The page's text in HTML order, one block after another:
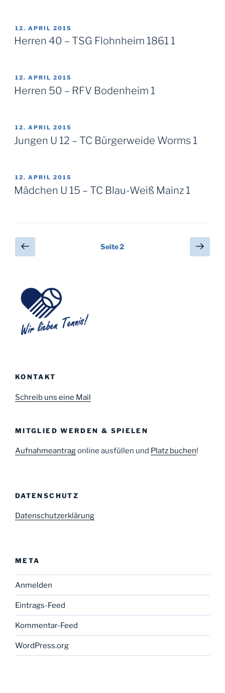
VERÖFFENTLICHT
AM
12. APRIL 2015
Herren 40 – TSG Flohnheim 1861 1
VERÖFFENTLICHT
AM
12. APRIL 2015
Herren 50 – RFV Bodenheim 1
VERÖFFENTLICHT
AM
12. APRIL 2015
Jungen U 12 – TC Bürgerweide Worms 1
VERÖFFENTLICHT
AM
12. APRIL 2015
Mädchen U 15 – TC Blau-Weiß Mainz 1
Seitennummerierung
der
Vorherige
Seite
Seite2
KONTAKT
Schreib uns eine Mail
MITGLIED WERDEN & SPIELEN
Aufnahmeantragonline ausfüllen und Platz buchen!
DATENSCHUTZ
Datenschutzerklärung
META
Anmelden
Eintrags-Feed
Kommentar-Feed
WordPress.org